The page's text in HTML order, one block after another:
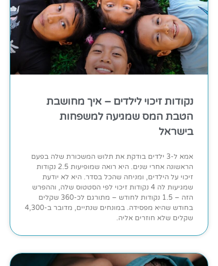
נקודות זיכוי לילדים – איך מחושבת
הטבת המס שמגיעה למשפחות
בישראל
אמא ל-3 ילדים בודקת את תלוש המשכורת שלה בפעם
הראשונה אחרי שנים. היא רואה שמופיעות 2.5 נקודות
זיכוי על הילדים, ומניחה שהכל בסדר. היא לא יודעת
שמגיעות לה 4 נקודות זיכוי לפי הסטטוס שלה, וההפרש
הזה – 1.5 נקודות לחודש – מתורגם לכ-360 שקלים
בחודש שהיא מפסידה. במונחים שנתיים, מדובר ב-4,300
שקלים שלא חוזרים אליה.